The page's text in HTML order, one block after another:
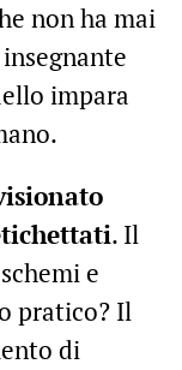
non ha mai
impara
. Il
e
pratico? Il
di